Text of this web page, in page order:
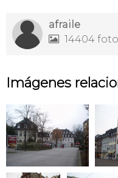
afraile
 14404
Imágenes